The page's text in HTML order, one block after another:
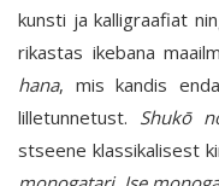
kunsti ja kalligraafiat
rikastas ikebana
hana, mis kandis
lilletunnetust. Shukō
stseene klassikalisest